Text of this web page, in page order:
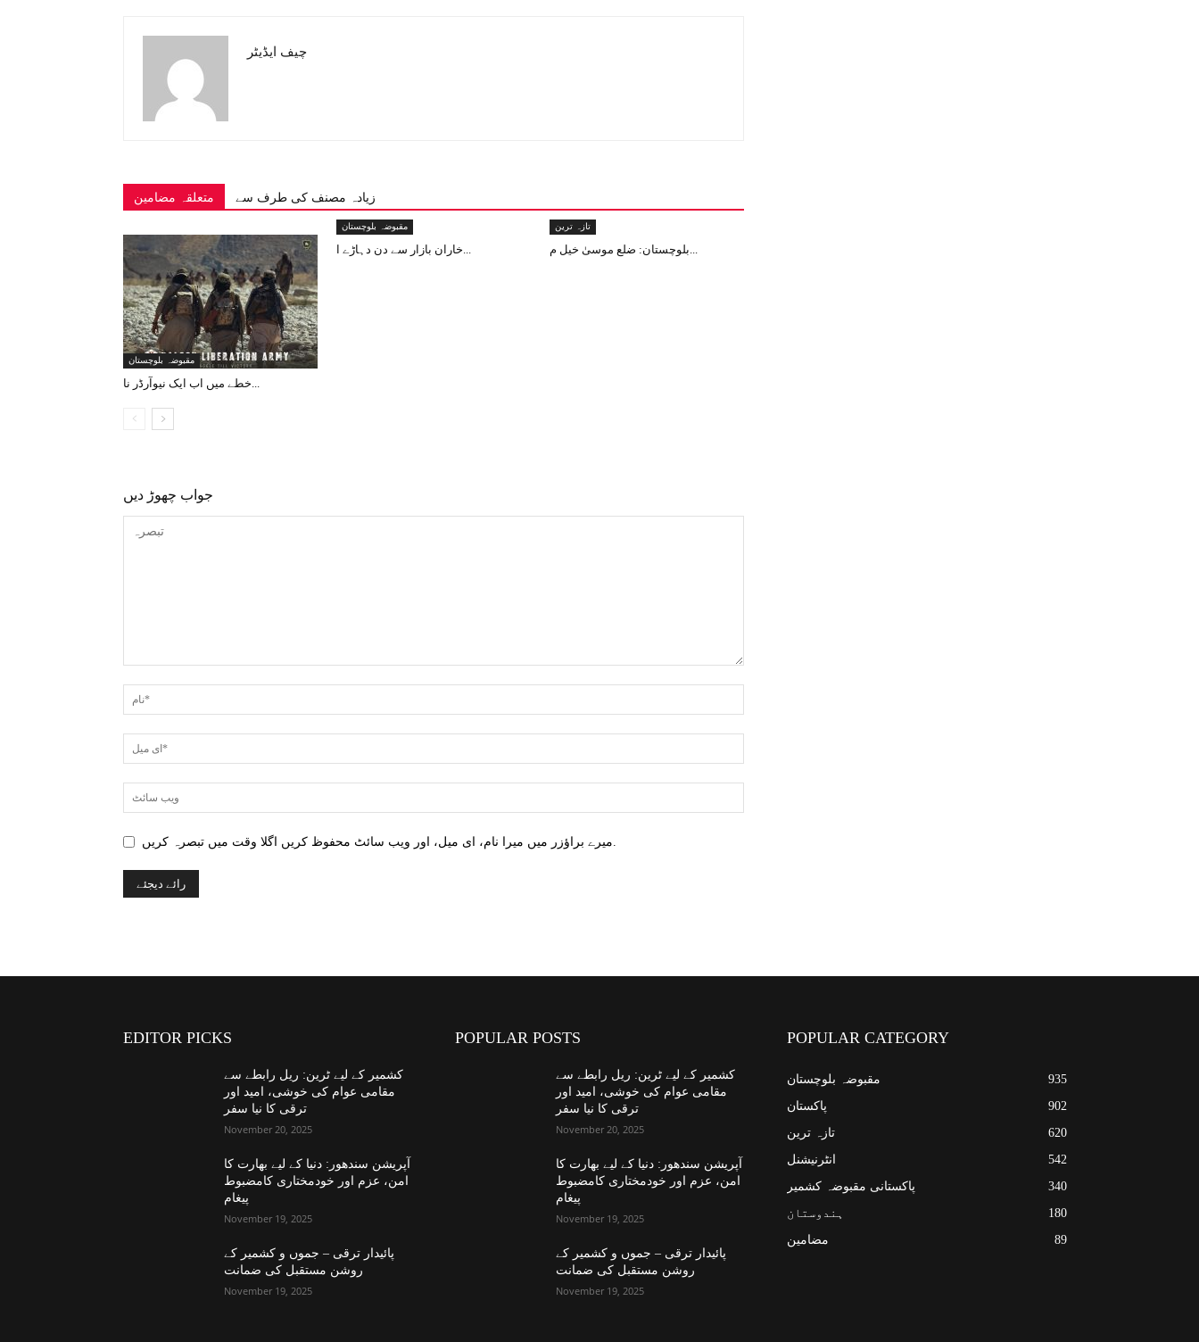
چیف ایڈیٹر
متعلقہ مضامین زیادہ مصنف کی طرف سے
مقبوضہ بلوچستان
خطے میں اب ایک نیوآرڈر نا...
مقبوضہ بلوچستان
خاران بازار سے دن دہاڑے ا...
تازہ ترین
بلوچستان: ضلع موسیٰ خیل م...
جواب چھوڑ دیں
میرے براؤزر میں میرا نام، ای میل، اور ویب سائٹ محفوظ کریں اگلا وقت میں تبصرہ کریں.
EDITOR PICKS
کشمیر کے لیے ٹرین: ریل رابطے سے
مقامی عوام کی خوشی، امید اور
ترقی کا نیا سفر
November 20, 2025
آپریشن سندھور: دنیا کے لیے بھارت کا
امن، عزم اور خودمختاری کامضبوط
پیغام
November 19, 2025
پائیدار ترقی – جموں و کشمیر کے
روشن مستقبل کی ضمانت
November 19, 2025
POPULAR POSTS
کشمیر کے لیے ٹرین: ریل رابطے سے
مقامی عوام کی خوشی، امید اور
ترقی کا نیا سفر
November 20, 2025
آپریشن سندھور: دنیا کے لیے بھارت کا
امن، عزم اور خودمختاری کامضبوط
پیغام
November 19, 2025
پائیدار ترقی – جموں و کشمیر کے
روشن مستقبل کی ضمانت
November 19, 2025
POPULAR CATEGORY
مقبوضہ بلوچستان
935
پاکستان
902
تازہ ترین
620
انٹرنیشنل
542
پاکستانی مقبوضہ کشمیر
340
ہندوستان
180
مضامین
89